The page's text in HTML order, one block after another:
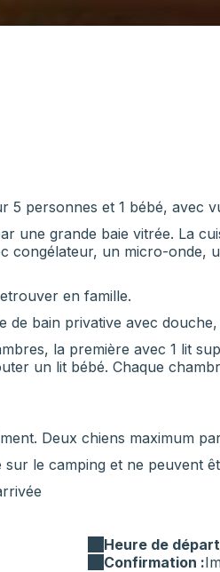
personnes et 1 bébé, avec
une grande baie vitrée. La
congélateur, un micro-onde,
en famille.
de bain privative avec
la première avec 1 lit
un lit bébé. Chaque
Deux chiens maximum
le camping et ne peuvent
Heure de
Confirmation :